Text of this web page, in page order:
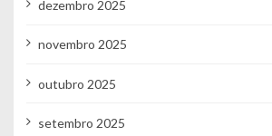
dezembro 2025
novembro 2025
outubro 2025
setembro 2025